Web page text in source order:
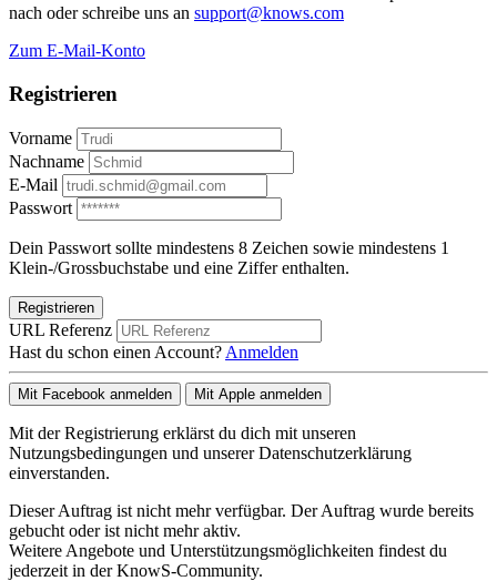
nach oder schreibe uns an support@knows.com
Zum E-Mail-Konto
Registrieren
Vorname
Nachname
E-Mail
Passwort
Dein Passwort sollte mindestens 8 Zeichen sowie mindestens 1
Klein-/Grossbuchstabe und eine Ziffer enthalten.
Registrieren
URL Referenz
Hast du schon einen Account? Anmelden
Mit Facebook anmelden Mit Apple anmelden
Mit der Registrierung erklärst du dich mit unseren
Nutzungsbedingungen und unserer Datenschutzerklärung
einverstanden.
Dieser Auftrag ist nicht mehr verfügbar. Der Auftrag wurde bereits
gebucht oder ist nicht mehr aktiv.
Weitere Angebote und Unterstützungsmöglichkeiten findest du
jederzeit in der KnowS-Community.